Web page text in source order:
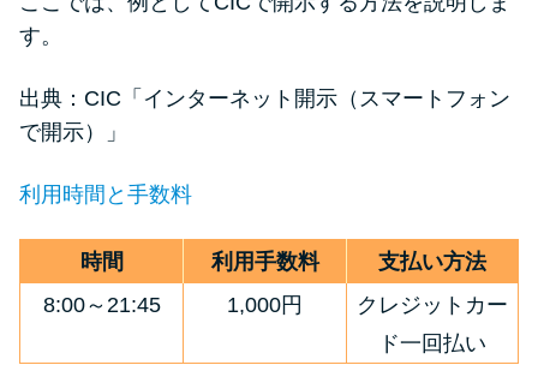
す。
出典：CIC「 インターネット開示（スマートフォン
で開示）
」
利用時間と手数料
時間 利用手数料
支払い方法
8:00～21:45
1,000円
クレジットカー
ド一回払い